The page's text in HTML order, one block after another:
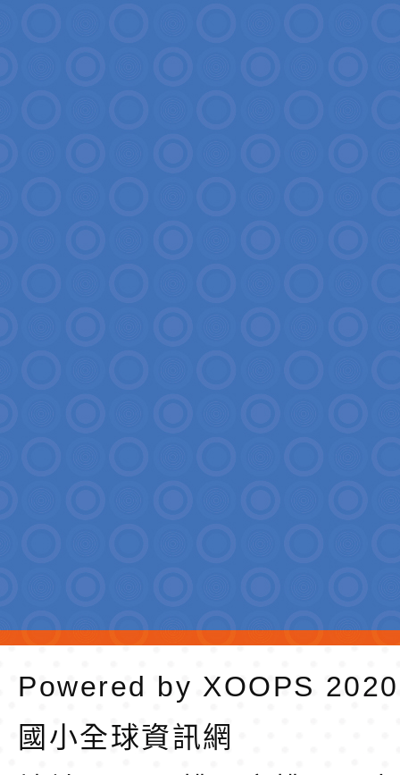
Powered by XOOPS
國小全球資訊網